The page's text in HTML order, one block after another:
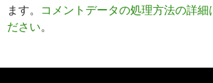
ます。
コメントデータの処理方法の詳細
ださい